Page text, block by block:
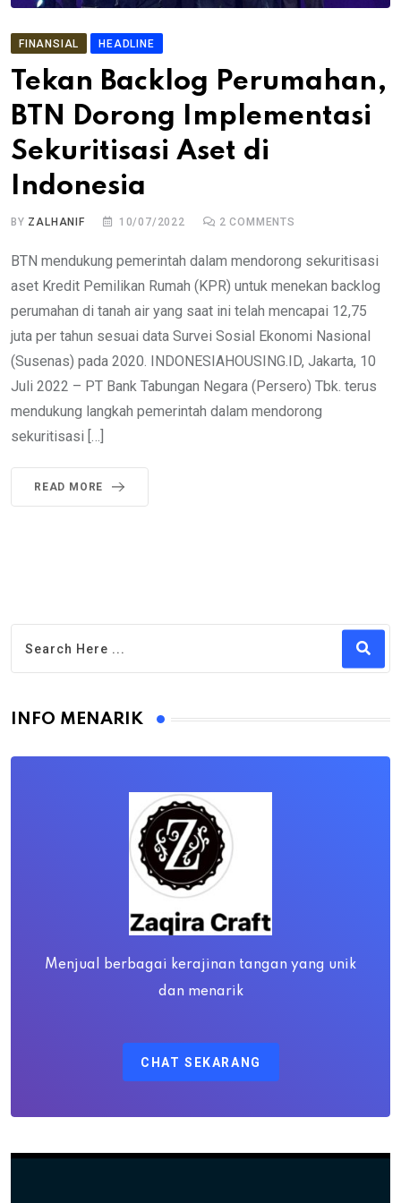
FINANSIAL HEADLINE
Tekan Backlog Perumahan,
BTN Dorong Implementasi
Sekuritisasi Aset di
Indonesia
BY ZALHANIF 10/07/2022 2 COMMENTS
BTN mendukung pemerintah dalam mendorong sekuritisasi
aset Kredit Pemilikan Rumah (KPR) untuk menekan backlog
perumahan di tanah air yang saat ini telah mencapai 12,75
juta per tahun sesuai data Survei Sosial Ekonomi Nasional
(Susenas) pada 2020. INDONESIAHOUSING.ID, Jakarta, 10
Juli 2022 – PT Bank Tabungan Negara (Persero) Tbk. terus
mendukung langkah pemerintah dalam mendorong
sekuritisasi […]
READ MORE
INFO MENARIK
Menjual berbagai kerajinan tangan yang unik
dan menarik
CHAT SEKARANG